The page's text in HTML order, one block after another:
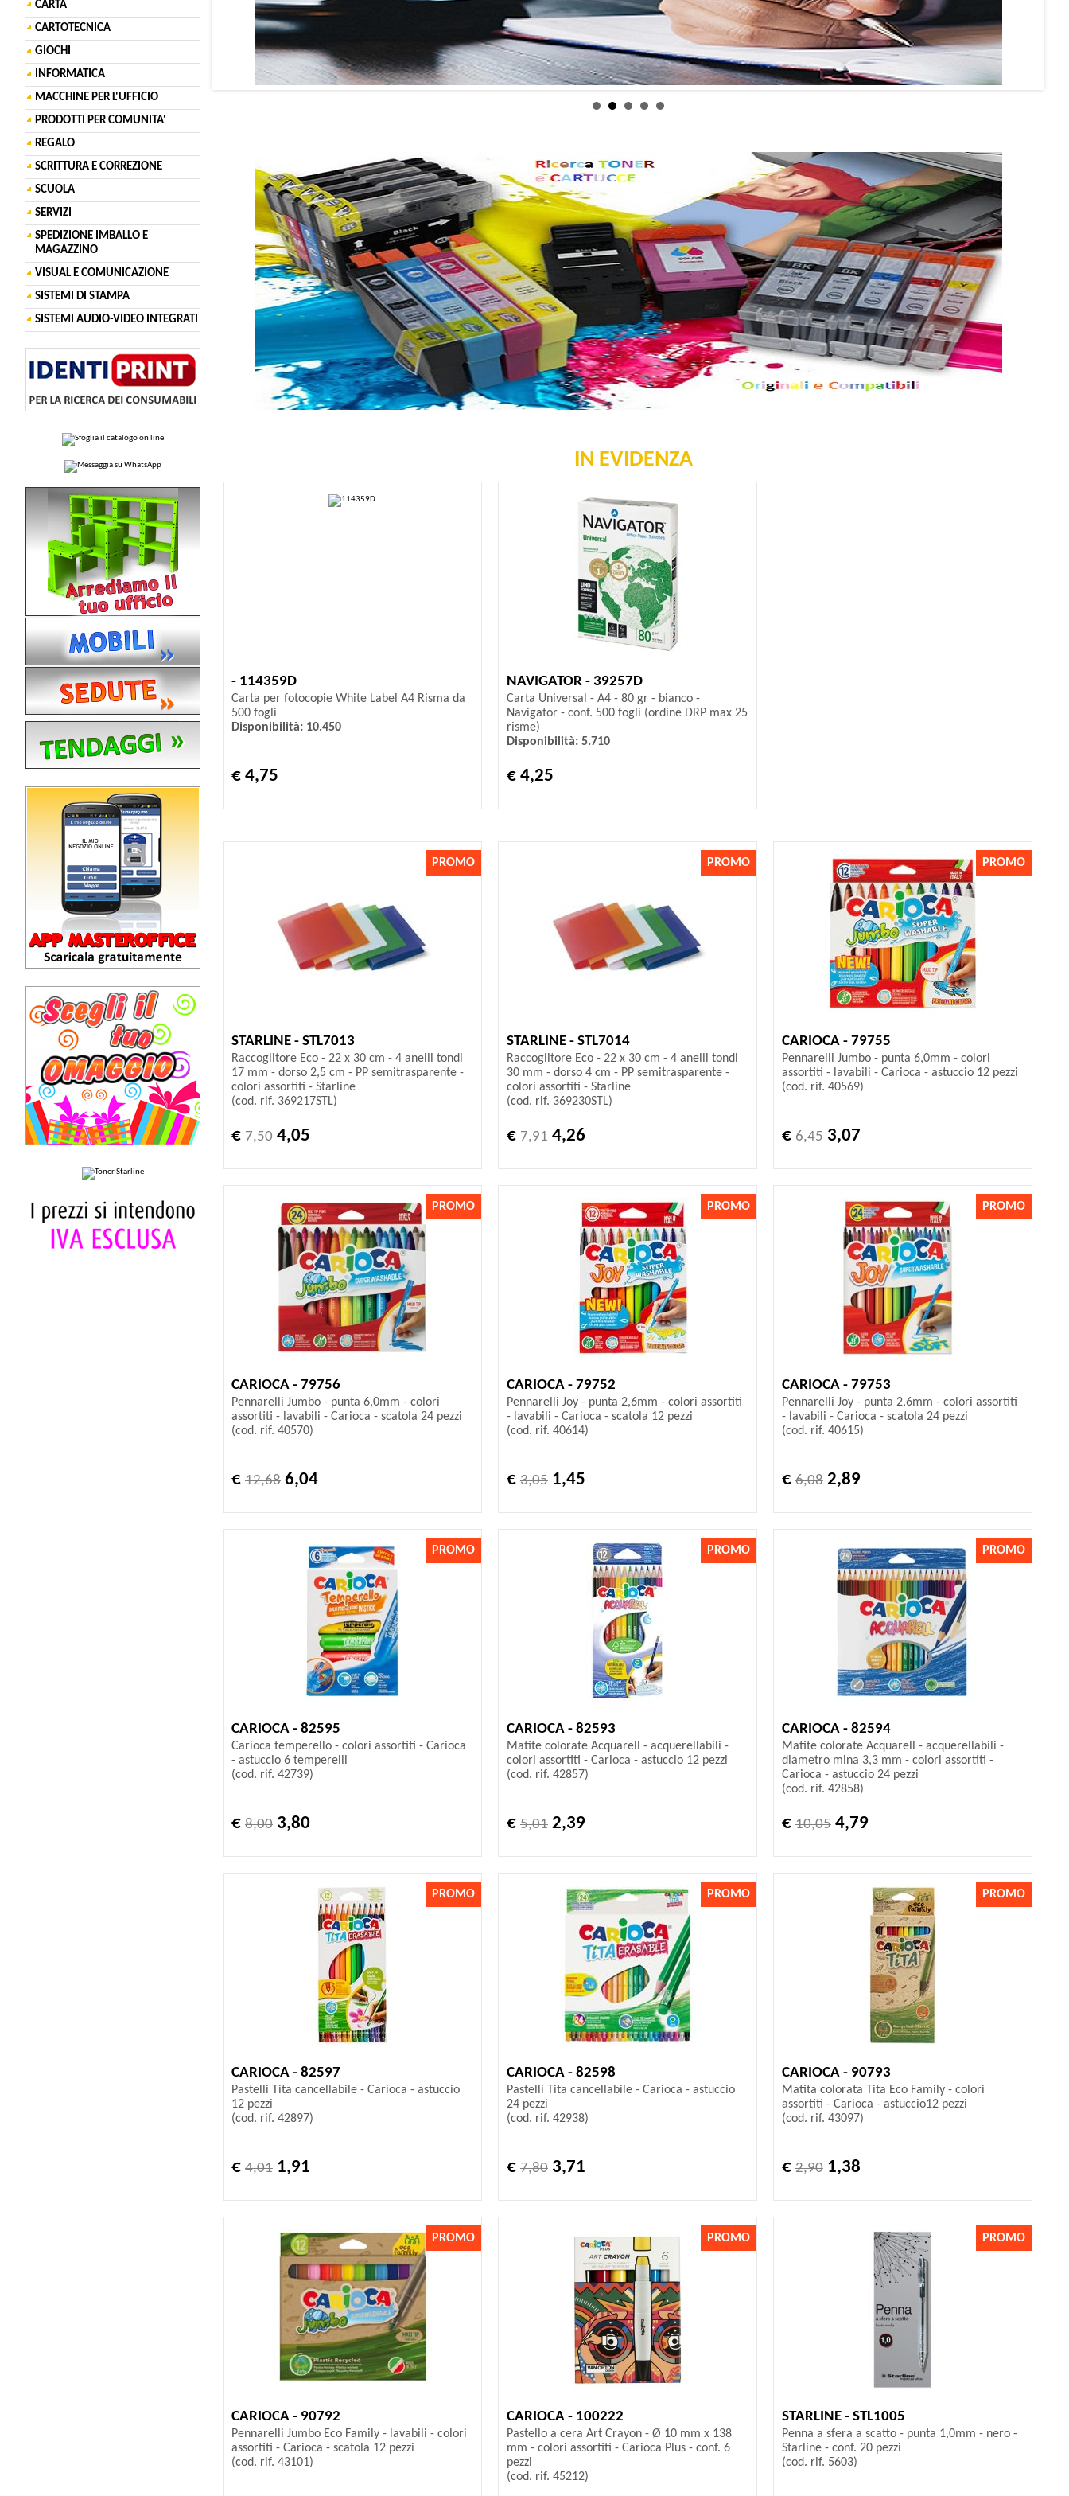
CARTA
CARTOTECNICA
GIOCHI
INFORMATICA
MACCHINE PER L'UFFICIO
PRODOTTI PER COMUNITA'
REGALO
SCRITTURA E CORREZIONE
SCUOLA
SERVIZI
SPEDIZIONE IMBALLO E
MAGAZZINO
VISUAL E COMUNICAZIONE
SISTEMI DI STAMPA
SISTEMI AUDIO-VIDEO INTEGRATI
IN EVIDENZA
- 114359D
Carta per fotocopie White Label A4 Risma da
500 fogli
Disponibilità: 10.450
€ 4,75
NAVIGATOR - 39257D
Carta Universal - A4 - 80 gr - bianco -
Navigator - conf. 500 fogli (ordine DRP max 25
risme)
Disponibilità: 5.710
€ 4,25
STARLINE - STL7013
Raccoglitore Eco - 22 x 30 cm - 4 anelli tondi
17 mm - dorso 2,5 cm - PP semitrasparente -
colori assortiti - Starline
(cod. rif. 369217STL)
€ 7,50 4,05
PROMO
STARLINE - STL7014
Raccoglitore Eco - 22 x 30 cm - 4 anelli tondi
30 mm - dorso 4 cm - PP semitrasparente -
colori assortiti - Starline
(cod. rif. 369230STL)
€ 7,914,26
PROMO
CARIOCA - 79755
Pennarelli Jumbo - punta 6,0mm - colori
assortiti - lavabili - Carioca - astuccio 12 pezzi
(cod. rif. 40569)
€ 6,453,07
PROMO
CARIOCA - 79756
Pennarelli Jumbo - punta 6,0mm - colori
assortiti - lavabili - Carioca - scatola 24 pezzi
(cod. rif. 40570)
€ 12,68 6,04
PROMO
CARIOCA - 79752
Pennarelli Joy - punta 2,6mm - colori assortiti
- lavabili - Carioca - scatola 12 pezzi
(cod. rif. 40614)
€ 3,051,45
PROMO
CARIOCA - 79753
Pennarelli Joy - punta 2,6mm - colori assortiti
- lavabili - Carioca - scatola 24 pezzi
(cod. rif. 40615)
€ 6,082,89
PROMO
CARIOCA - 82595
Carioca temperello - colori assortiti - Carioca
- astuccio 6 temperelli
(cod. rif. 42739)
€ 8,00 3,80
PROMO
CARIOCA - 82593
Matite colorate Acquarell - acquerellabili -
colori assortiti - Carioca - astuccio 12 pezzi
(cod. rif. 42857)
€ 5,012,39
PROMO
CARIOCA - 82594
Matite colorate Acquarell - acquerellabili -
diametro mina 3,3 mm - colori assortiti -
Carioca - astuccio 24 pezzi
(cod. rif. 42858)
€ 10,054,79
PROMO
CARIOCA - 82597
Pastelli Tita cancellabile - Carioca - astuccio
12 pezzi
(cod. rif. 42897)
€ 4,01 1,91
PROMO
CARIOCA - 82598
Pastelli Tita cancellabile - Carioca - astuccio
24 pezzi
(cod. rif. 42938)
€ 7,803,71
PROMO
CARIOCA - 90793
Matita colorata Tita Eco Family - colori
assortiti - Carioca - astuccio12 pezzi
(cod. rif. 43097)
€ 2,901,38
PROMO
CARIOCA - 90792
Pennarelli Jumbo Eco Family - lavabili - colori
assortiti - Carioca - scatola 12 pezzi
(cod. rif. 43101)
PROMO
CARIOCA - 100222
Pastello a cera Art Crayon - Ø 10 mm x 138
mm - colori assortiti - Carioca Plus - conf. 6
pezzi
(cod. rif. 45212)
PROMO
STARLINE - STL1005
Penna a sfera a scatto - punta 1,0mm - nero -
Starline - conf. 20 pezzi
(cod. rif. 5603)
PROMO